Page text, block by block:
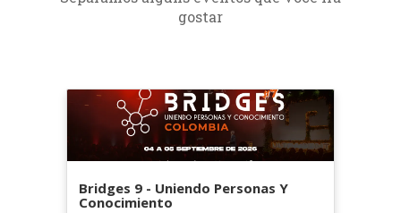
gostar
Bridges 9 - Uniendo Personas Y
Conocimiento